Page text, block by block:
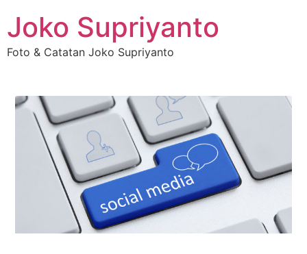
Joko Supriyanto
Foto & Catatan Joko Supriyanto